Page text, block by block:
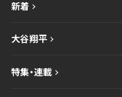
新着
大谷翔平
特集・連載